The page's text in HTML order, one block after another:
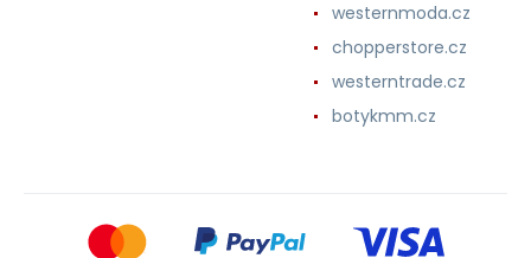
westernmoda.cz
chopperstore.cz
westerntrade.cz
botykmm.cz